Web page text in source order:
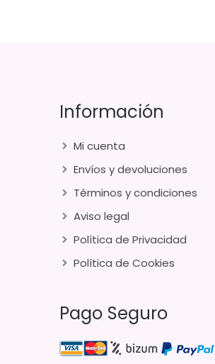
Información
Mi cuenta
Envíos y devoluciones
Términos y condiciones
Aviso legal
Política de Privacidad
Política de Cookies
Pago Seguro